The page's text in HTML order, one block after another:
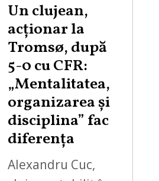
Un clujean,
acționar la
Tromsø, după
5-0 cu CFR:
„Mentalitatea,
organizarea și
disciplina” fac
diferența
Alexandru Cuc,